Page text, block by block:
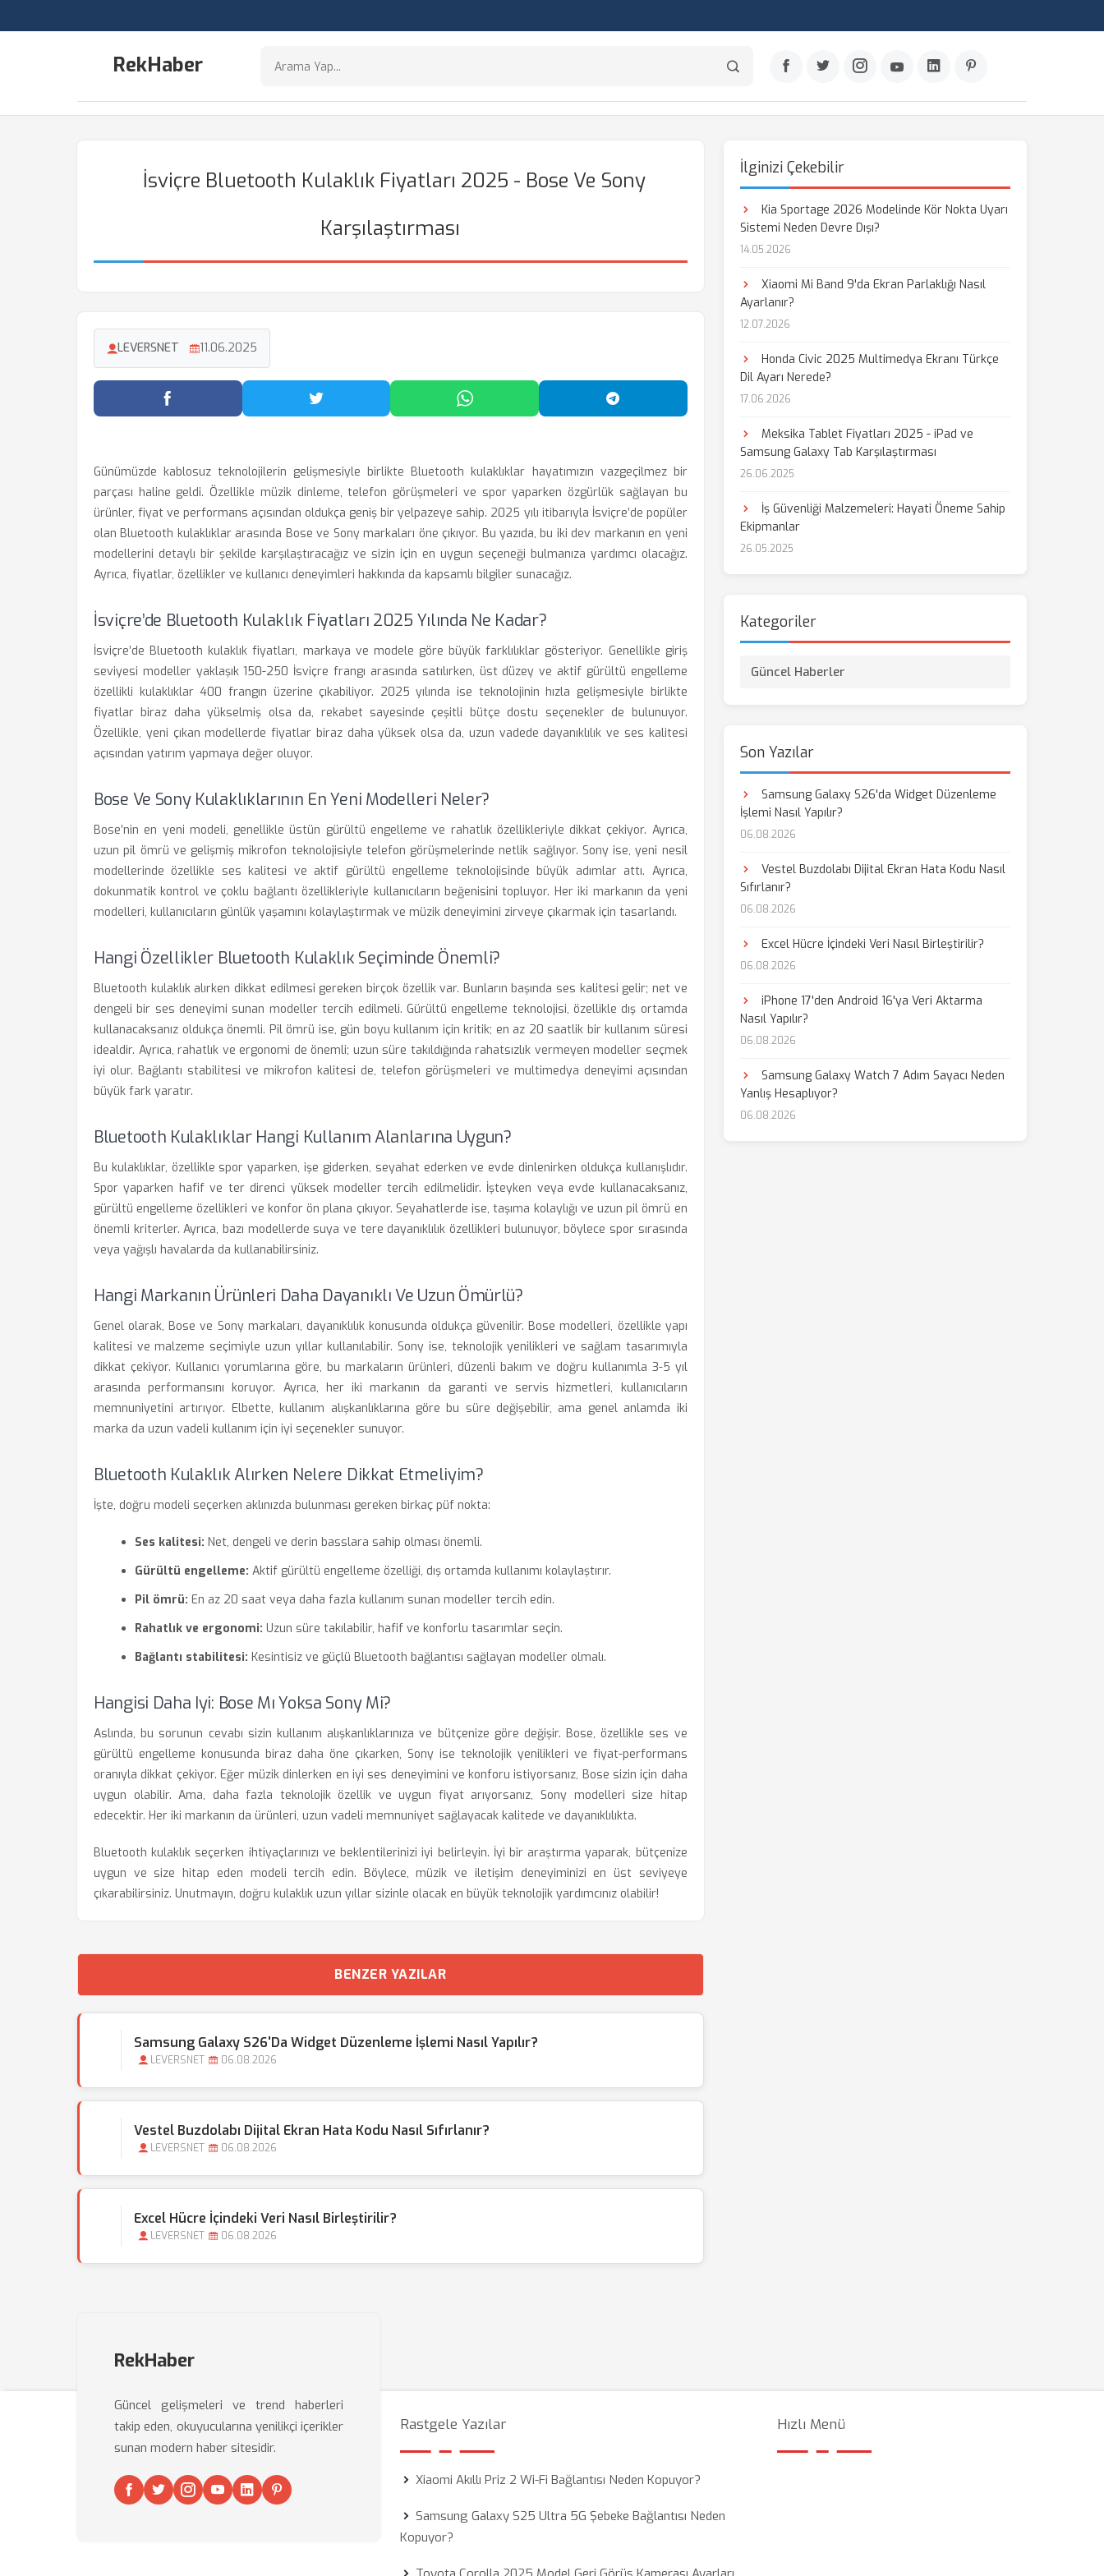
RekHaber
İsviçre Bluetooth Kulaklık Fiyatları 2025 - Bose Ve Sony
Karşılaştırması
LEVERSNET 11.06.2025
Facebook'ta Paylaş Twitter'da Paylaş WhatsApp'ta Paylaş Telegram'da Paylaş
Günümüzde kablosuz teknolojilerin gelişmesiyle birlikte Bluetooth kulaklıklar hayatımızın vazgeçilmez bir
parçası haline geldi. Özellikle müzik dinleme, telefon görüşmeleri ve spor yaparken özgürlük sağlayan bu
ürünler, fiyat ve performans açısından oldukça geniş bir yelpazeye sahip. 2025 yılı itibarıyla İsviçre’de popüler
olan Bluetooth kulaklıklar arasında Bose ve Sony markaları öne çıkıyor. Bu yazıda, bu iki dev markanın en yeni
modellerini detaylı bir şekilde karşılaştıracağız ve sizin için en uygun seçeneği bulmanıza yardımcı olacağız.
Ayrıca, fiyatlar, özellikler ve kullanıcı deneyimleri hakkında da kapsamlı bilgiler sunacağız.
İsviçre’de Bluetooth Kulaklık Fiyatları 2025 Yılında Ne Kadar?
İsviçre’de Bluetooth kulaklık fiyatları, markaya ve modele göre büyük farklılıklar gösteriyor. Genellikle giriş
seviyesi modeller yaklaşık 150-250 İsviçre frangı arasında satılırken, üst düzey ve aktif gürültü engelleme
özellikli kulaklıklar 400 frangın üzerine çıkabiliyor. 2025 yılında ise teknolojinin hızla gelişmesiyle birlikte
fiyatlar biraz daha yükselmiş olsa da, rekabet sayesinde çeşitli bütçe dostu seçenekler de bulunuyor.
Özellikle, yeni çıkan modellerde fiyatlar biraz daha yüksek olsa da, uzun vadede dayanıklılık ve ses kalitesi
açısından yatırım yapmaya değer oluyor.
Bose Ve Sony Kulaklıklarının En Yeni Modelleri Neler?
Bose’nin en yeni modeli, genellikle üstün gürültü engelleme ve rahatlık özellikleriyle dikkat çekiyor. Ayrıca,
uzun pil ömrü ve gelişmiş mikrofon teknolojisiyle telefon görüşmelerinde netlik sağlıyor. Sony ise, yeni nesil
modellerinde özellikle ses kalitesi ve aktif gürültü engelleme teknolojisinde büyük adımlar attı. Ayrıca,
dokunmatik kontrol ve çoklu bağlantı özellikleriyle kullanıcıların beğenisini topluyor. Her iki markanın da yeni
modelleri, kullanıcıların günlük yaşamını kolaylaştırmak ve müzik deneyimini zirveye çıkarmak için tasarlandı.
Hangi Özellikler Bluetooth Kulaklık Seçiminde Önemli?
Bluetooth kulaklık alırken dikkat edilmesi gereken birçok özellik var. Bunların başında ses kalitesi gelir; net ve
dengeli bir ses deneyimi sunan modeller tercih edilmeli. Gürültü engelleme teknolojisi, özellikle dış ortamda
kullanacaksanız oldukça önemli. Pil ömrü ise, gün boyu kullanım için kritik; en az 20 saatlik bir kullanım süresi
idealdir. Ayrıca, rahatlık ve ergonomi de önemli; uzun süre takıldığında rahatsızlık vermeyen modeller seçmek
iyi olur. Bağlantı stabilitesi ve mikrofon kalitesi de, telefon görüşmeleri ve multimedya deneyimi açısından
büyük fark yaratır.
Bluetooth Kulaklıklar Hangi Kullanım Alanlarına Uygun?
Bu kulaklıklar, özellikle spor yaparken, işe giderken, seyahat ederken ve evde dinlenirken oldukça kullanışlıdır.
Spor yaparken hafif ve ter direnci yüksek modeller tercih edilmelidir. İşteyken veya evde kullanacaksanız,
gürültü engelleme özellikleri ve konfor ön plana çıkıyor. Seyahatlerde ise, taşıma kolaylığı ve uzun pil ömrü en
önemli kriterler. Ayrıca, bazı modellerde suya ve tere dayanıklılık özellikleri bulunuyor, böylece spor sırasında
veya yağışlı havalarda da kullanabilirsiniz.
Hangi Markanın Ürünleri Daha Dayanıklı Ve Uzun Ömürlü?
Genel olarak, Bose ve Sony markaları, dayanıklılık konusunda oldukça güvenilir. Bose modelleri, özellikle yapı
kalitesi ve malzeme seçimiyle uzun yıllar kullanılabilir. Sony ise, teknolojik yenilikleri ve sağlam tasarımıyla
dikkat çekiyor. Kullanıcı yorumlarına göre, bu markaların ürünleri, düzenli bakım ve doğru kullanımla 3-5 yıl
arasında performansını koruyor. Ayrıca, her iki markanın da garanti ve servis hizmetleri, kullanıcıların
memnuniyetini artırıyor. Elbette, kullanım alışkanlıklarına göre bu süre değişebilir, ama genel anlamda iki
marka da uzun vadeli kullanım için iyi seçenekler sunuyor.
Bluetooth Kulaklık Alırken Nelere Dikkat Etmeliyim?
İşte, doğru modeli seçerken aklınızda bulunması gereken birkaç püf nokta:
Ses kalitesi: Net, dengeli ve derin basslara sahip olması önemli.
Gürültü engelleme: Aktif gürültü engelleme özelliği, dış ortamda kullanımı kolaylaştırır.
Pil ömrü: En az 20 saat veya daha fazla kullanım sunan modeller tercih edin.
Rahatlık ve ergonomi: Uzun süre takılabilir, hafif ve konforlu tasarımlar seçin.
Bağlantı stabilitesi: Kesintisiz ve güçlü Bluetooth bağlantısı sağlayan modeller olmalı.
Hangisi Daha Iyi: Bose Mı Yoksa Sony Mi?
Aslında, bu sorunun cevabı sizin kullanım alışkanlıklarınıza ve bütçenize göre değişir. Bose, özellikle ses ve
gürültü engelleme konusunda biraz daha öne çıkarken, Sony ise teknolojik yenilikleri ve fiyat-performans
oranıyla dikkat çekiyor. Eğer müzik dinlerken en iyi ses deneyimini ve konforu istiyorsanız, Bose sizin için daha
uygun olabilir. Ama, daha fazla teknolojik özellik ve uygun fiyat arıyorsanız, Sony modelleri size hitap
edecektir. Her iki markanın da ürünleri, uzun vadeli memnuniyet sağlayacak kalitede ve dayanıklılıkta.
Bluetooth kulaklık seçerken ihtiyaçlarınızı ve beklentilerinizi iyi belirleyin. İyi bir araştırma yaparak, bütçenize
uygun ve size hitap eden modeli tercih edin. Böylece, müzik ve iletişim deneyiminizi en üst seviyeye
çıkarabilirsiniz. Unutmayın, doğru kulaklık uzun yıllar sizinle olacak en büyük teknolojik yardımcınız olabilir!
BENZER YAZILAR
Samsung Galaxy S26'da Widget Düzenleme İşlemi Nasıl Yapılır?
LEVERSNET 06.08.2026
Vestel Buzdolabı Dijital Ekran Hata Kodu Nasıl Sıfırlanır?
LEVERSNET 06.08.2026
Excel Hücre İçindeki Veri Nasıl Birleştirilir?
LEVERSNET 06.08.2026
İlginizi Çekebilir
Kia Sportage 2026 Modelinde Kör Nokta Uyarı
Sistemi Neden Devre Dışı?
14.05.2026
Xiaomi Mi Band 9'da Ekran Parlaklığı Nasıl
Ayarlanır?
12.07.2026
Honda Civic 2025 Multimedya Ekranı Türkçe
Dil Ayarı Nerede?
17.06.2026
Meksika Tablet Fiyatları 2025 - iPad ve
Samsung Galaxy Tab Karşılaştırması
26.06.2025
İş Güvenliği Malzemeleri: Hayati Öneme Sahip
Ekipmanlar
26.05.2025
Kategoriler
Güncel Haberler
Son Yazılar
Samsung Galaxy S26'da Widget Düzenleme
İşlemi Nasıl Yapılır?
06.08.2026
Vestel Buzdolabı Dijital Ekran Hata Kodu Nasıl
Sıfırlanır?
06.08.2026
Excel Hücre İçindeki Veri Nasıl Birleştirilir?
06.08.2026
iPhone 17'den Android 16'ya Veri Aktarma
Nasıl Yapılır?
06.08.2026
Samsung Galaxy Watch 7 Adım Sayacı Neden
Yanlış Hesaplıyor?
06.08.2026
RekHaber
Güncel gelişmeleri ve trend haberleri
takip eden, okuyucularına yenilikçi içerikler
sunan modern haber sitesidir.
Rastgele Yazılar
Xiaomi Akıllı Priz 2 Wi-Fi Bağlantısı Neden Kopuyor?
Samsung Galaxy S25 Ultra 5G Şebeke Bağlantısı Neden
Kopuyor?
Hızlı Menü